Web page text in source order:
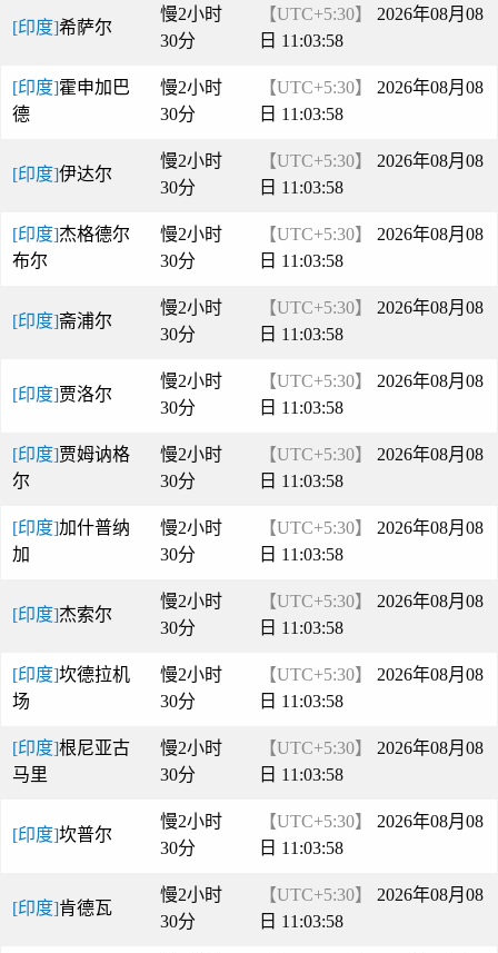
[印度]希萨尔
慢2小时
30分
【UTC+5:30】
2026年08月08
日 11:03:58
[印度]霍申加巴
德
慢2小时
30分
【UTC+5:30】
2026年08月08
日 11:03:58
[印度]伊达尔
慢2小时
30分
【UTC+5:30】
2026年08月08
日 11:03:58
[印度]杰格德尔
布尔
慢2小时
30分
【UTC+5:30】
2026年08月08
日 11:03:58
[印度]斋浦尔
慢2小时
30分
【UTC+5:30】
2026年08月08
日 11:03:58
[印度]贾洛尔
慢2小时
30分
【UTC+5:30】
2026年08月08
日 11:03:58
[印度]贾姆讷格
尔
慢2小时
30分
【UTC+5:30】
2026年08月08
日 11:03:58
[印度]加什普纳
加
慢2小时
30分
【UTC+5:30】
2026年08月08
日 11:03:58
[印度]杰索尔
慢2小时
30分
【UTC+5:30】
2026年08月08
日 11:03:58
[印度]坎德拉机
场
慢2小时
30分
【UTC+5:30】
2026年08月08
日 11:03:58
[印度]根尼亚古
马里
慢2小时
30分
【UTC+5:30】
2026年08月08
日 11:03:58
[印度]坎普尔
慢2小时
30分
【UTC+5:30】
2026年08月08
日 11:03:58
[印度]肯德瓦
慢2小时
30分
【UTC+5:30】
2026年08月08
日 11:03:58